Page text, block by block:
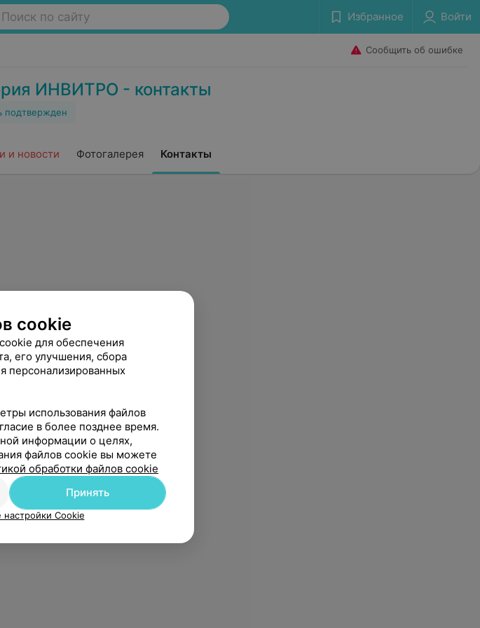
Поиск по сайту Избранное Войти
Сообщить об ошибке
ИНВИТРО - контакты
подтвержден
и новости Фотогалерея Контакты
cookie
для обеспечения
его улучшения, сбора
персонализированных
использования файлов
в более позднее время.
информации о целях,
файлов cookie вы можете
обработки файлов cookie
Принять
Cookie